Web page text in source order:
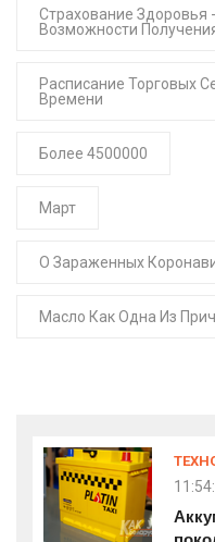
Страхование Здоровья
Возможности
Расписание Торговых
Времени
Более 4500000
Март
О Зараженных
Масло Как Одна Из